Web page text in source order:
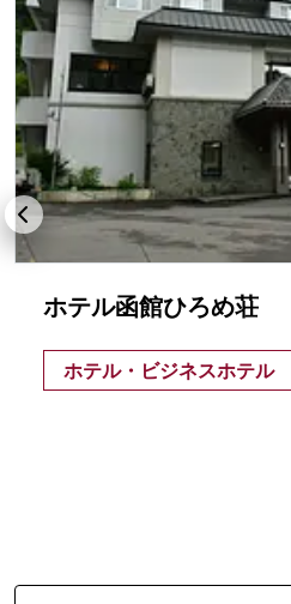
ホテル函館ひろめ荘
ホテル・ビジネスホテル